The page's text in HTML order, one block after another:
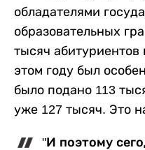
обладателями
образовательных
тысяч абитуриентов
этом году был
было подано 113
уже 127 тысяч. Это
"И поэтому